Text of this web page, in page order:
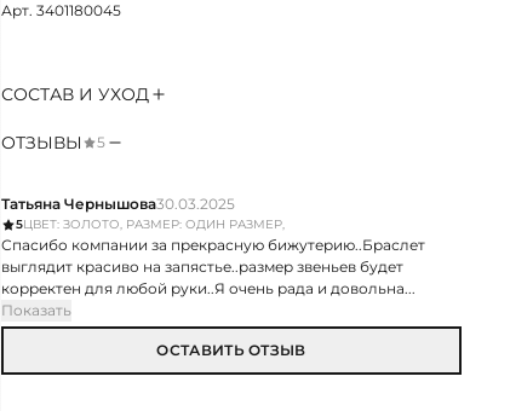
Арт. 3401180045
СОСТАВ И УХОД
ОТЗЫВЫ 5
Татьяна Чернышова30.03.2025
5ЦВЕТ: ЗОЛОТО, РАЗМЕР: ОДИН РАЗМЕР,
Спасибо компании за прекрасную бижутерию..Браслет
выглядит красиво на запястье..размер звеньев будет
корректен для любой руки..Я очень рада и довольна...
Показать
ОСТАВИТЬ ОТЗЫВ